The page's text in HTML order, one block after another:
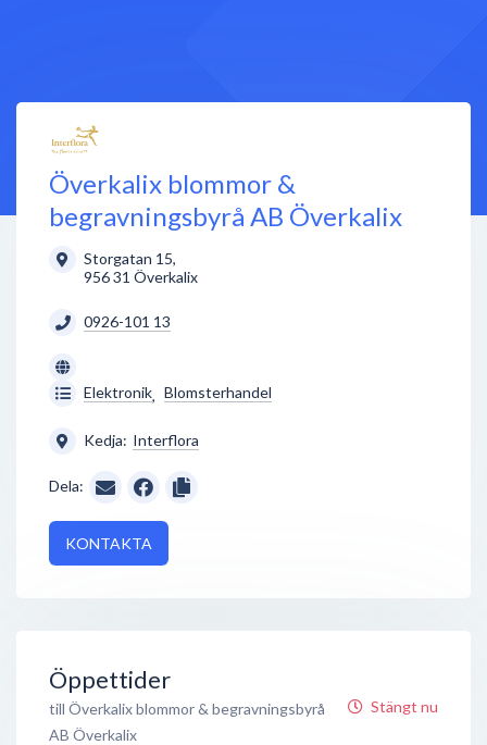
Överkalix blommor &
begravningsbyrå AB Överkalix
Storgatan 15,
956 31 Överkalix
0926-101 13
Elektronik, Blomsterhandel
Kedja: Interflora
Dela:
KONTAKTA
Öppettider
till Överkalix blommor & begravningsbyrå
AB Överkalix
Stängt nu